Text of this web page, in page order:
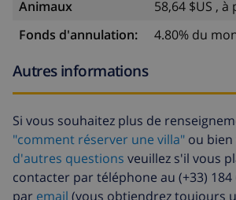
Animaux
58,64 $US ,
Fonds d'annulation:
4.80% du
Autres informations
Si vous souhaitez plus de
"comment réserver une villa" ou bien
d'autres questions veuillez s'il vous
contacter par téléphone au (+33) 184
par email (vous obtiendrez toujours